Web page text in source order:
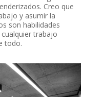
Creo que
y asumir la
son habilidades
trabajo
todo.